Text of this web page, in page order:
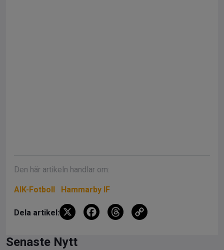
Den här artikeln handlar om:
AIK-Fotboll Hammarby IF
Dela artikel: X
F
T
Senaste Nytt